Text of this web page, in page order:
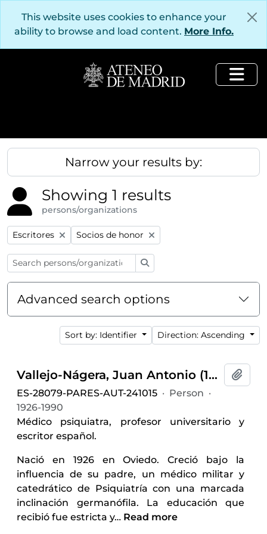
This website uses cookies to enhance your
ability to browse and load content. More Info.
Narrow your results by:
Showing 1 results
persons/organizations
Remove filter:
Escritores Remove filter:
Socios de honor
Advanced search options
Sort by: Identifier Direction: Ascending
Vallejo-Nágera, Juan Antonio (1926-1990)
ES-28079-PARES-AUT-241015 · Person ·
1926-1990
Médico psiquiatra, profesor universitario y
escritor español.
Nació en 1926 en Oviedo. Creció bajo la
influencia de su padre, un médico militar y
catedrático de Psiquiatría con una marcada
inclinación germanófila. La educación que
recibió fue estricta y… Read more